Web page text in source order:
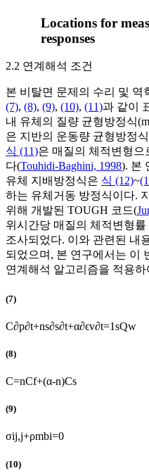
Locations for
responses
2.2 연계해석 조건
본 비탈면 문제의 수리 및 역
(7), (8), (9), (10), (11)과 같이
내 유체의 질량 균형방정식
은 지반의 운동량 균형방정식
식 (11)은 매질의 체적변형으
다(Touhidi-Baghini, 1998). 본
유체 지배방정식은 식 (12)~
하는 유체거동 방정식이다.
위해 개발된 TOUGH 코드(
위시간당 매질의 체적변형
조사되었다. 이와 관련된 내
되었으며, 본 연구에서는 이
연계해석 알고리즘을 적용
(7)
C∂p∂t+ns∂s∂t+α∂ϵv∂t=1sQw
(8)
C=nCf+(α-n)Cs
(9)
σij,j+ρmbi=0
(10)